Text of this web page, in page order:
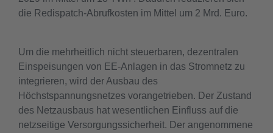
die Redispatch-Abrufkosten im Mittel um 2 Mrd. Euro.
Um die mehrheitlich nicht steuerbaren, dezentralen
Einspeisungen von EE-Anlagen in das Stromnetz zu
integrieren, wird der Ausbau des
Höchstspannungsnetzes vorangetrieben. Der Zustand
des Netzausbaus hat wesentlichen Einfluss auf die
netzseitige Versorgungssicherheit. Der angenommene